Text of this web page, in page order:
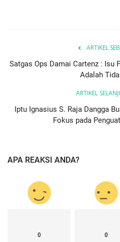
ARTIKEL
Satgas Ops Damai Cartenz : Isu
Adalah
ARTIKEL
Iptu Ignasius S. Raja Dangga
Fokus pada
APA REAKSI ANDA?
0 0